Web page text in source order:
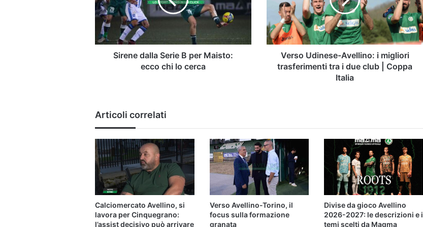
Maisto:
ecco
chi
lo
Sirene dalla Serie B per Maisto:
ecco chi lo cerca
trasferimenti
tra
i
due
Verso Udinese-Avellino: i migliori
trasferimenti tra i due club | Coppa
Italia
Articoli correlati
Calciomercato Avellino, si
lavora per Cinquegrano:
l’assist decisivo può arrivare
Verso Avellino-Torino, il
focus sulla formazione
granata
Divise da gioco Avellino
2026-2027: le descrizioni e i
temi scelti da Magma